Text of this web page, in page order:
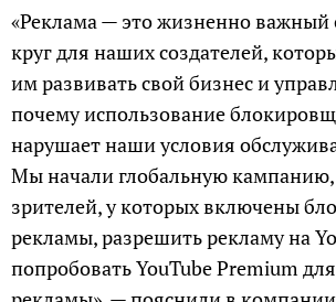
«Реклама — это жизненно важный
круг для наших создателей,
им развивать свой бизнес и
почему использование
нарушает наши условия
Мы начали глобальную кампанию,
зрителей, у которых включены
рекламы, разрешить рекламу на
попробовать YouTube Premium